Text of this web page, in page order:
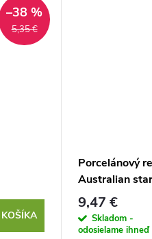
5,35 €
–38 %
Porcelánový
Australian star
9,47 €
Skladom -
odosielame ihneď